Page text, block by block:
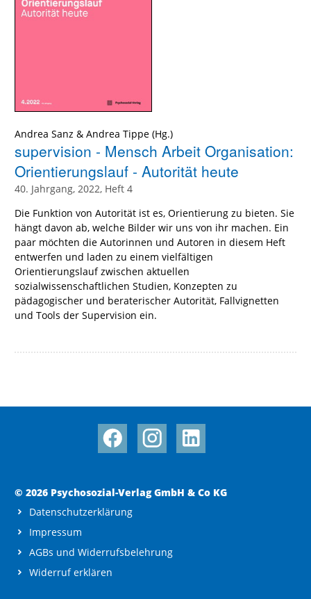
Andrea Sanz & Andrea Tippe (Hg.)
supervision - Mensch Arbeit Organisation:
Orientierungslauf - Autorität heute
40. Jahrgang, 2022, Heft 4
Die Funktion von Autorität ist es, Orientierung zu bieten. Sie
hängt davon ab, welche Bilder wir uns von ihr machen. Ein
paar möchten die Autorinnen und Autoren in diesem Heft
entwerfen und laden zu einem vielfältigen
Orientierungslauf zwischen aktuellen
sozialwissenschaftlichen Studien, Konzepten zu
pädagogischer und beraterischer Autorität, Fallvignetten
und Tools der Supervision ein.
© 2026 Psychosozial-Verlag GmbH & Co KG
Datenschutzerklärung
Impressum
AGBs und Widerrufsbelehrung
Widerruf erklären